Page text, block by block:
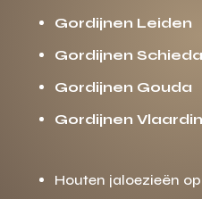
Gordijnen Leiden
Gordijnen
Gordijnen Gouda
Gordijnen
Houten jaloezieën